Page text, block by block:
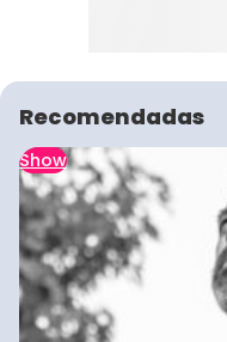
Recomendadas
Show